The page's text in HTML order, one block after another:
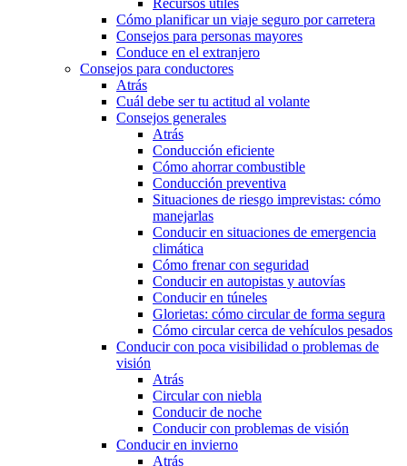
Recursos útiles
Cómo planificar un viaje seguro por carretera
Consejos para personas mayores
Conduce en el extranjero
Consejos para conductores
Atrás
Cuál debe ser tu actitud al volante
Consejos generales
Atrás
Conducción eficiente
Cómo ahorrar combustible
Conducción preventiva
Situaciones de riesgo imprevistas: cómo
manejarlas
Conducir en situaciones de emergencia
climática
Cómo frenar con seguridad
Conducir en autopistas y autovías
Conducir en túneles
Glorietas: cómo circular de forma segura
Cómo circular cerca de vehículos pesados
Conducir con poca visibilidad o problemas de
visión
Atrás
Circular con niebla
Conducir de noche
Conducir con problemas de visión
Conducir en invierno
Atrás